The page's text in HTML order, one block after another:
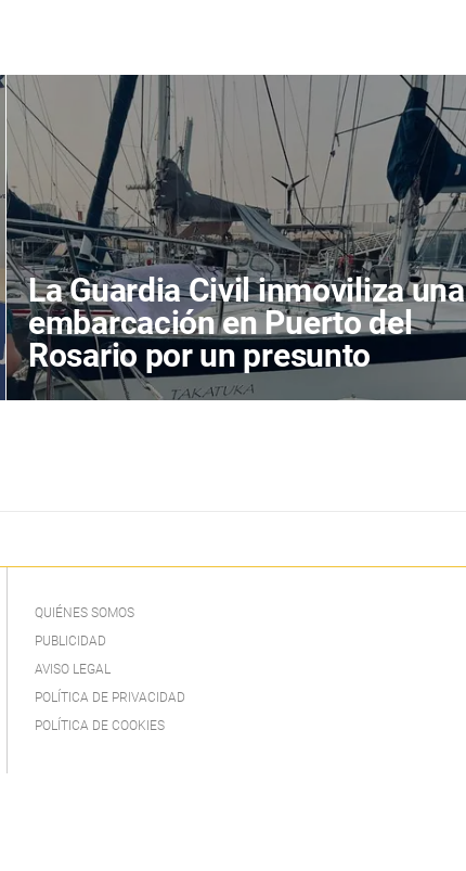
La Guardia Civil inmoviliza una
embarcación en Puerto del
Rosario por un presunto
vertido en el muelle
QUIÉNES SOMOS
PUBLICIDAD
AVISO LEGAL
POLÍTICA DE PRIVACIDAD
POLÍTICA DE COOKIES